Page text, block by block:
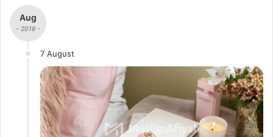
Aug
- 2016 -
7 August